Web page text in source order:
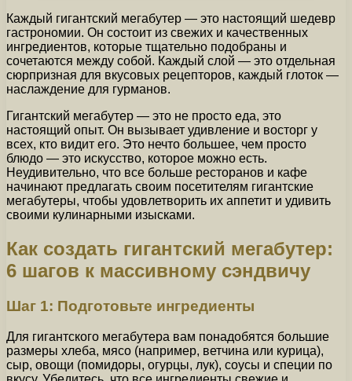
Каждый гигантский мегабутер — это настоящий шедевр
гастрономии. Он состоит из свежих и качественных
ингредиентов, которые тщательно подобраны и
сочетаются между собой. Каждый слой — это отдельная
сюрпризная для вкусовых рецепторов, каждый глоток —
наслаждение для гурманов.
Гигантский мегабутер — это не просто еда, это
настоящий опыт. Он вызывает удивление и восторг у
всех, кто видит его. Это нечто большее, чем просто
блюдо — это искусство, которое можно есть.
Неудивительно, что все больше ресторанов и кафе
начинают предлагать своим посетителям гигантские
мегабутеры, чтобы удовлетворить их аппетит и удивить
своими кулинарными изысками.
Как создать гигантский мегабутер:
6 шагов к массивному сэндвичу
Шаг 1: Подготовьте ингредиенты
Для гигантского мегабутера вам понадобятся большие
размеры хлеба, мясо (например, ветчина или курица),
сыр, овощи (помидоры, огурцы, лук), соусы и специи по